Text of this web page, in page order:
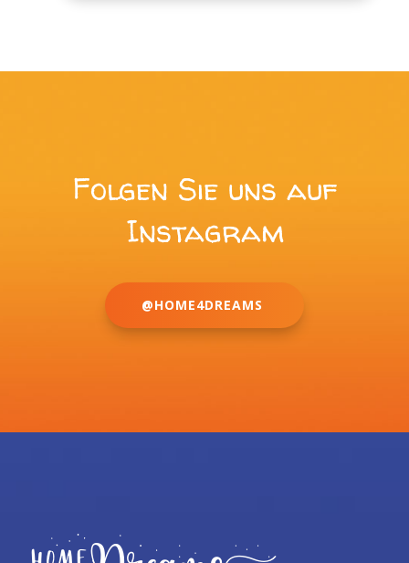
Folgen Sie uns auf
Instagram
@HOME4DREAMS